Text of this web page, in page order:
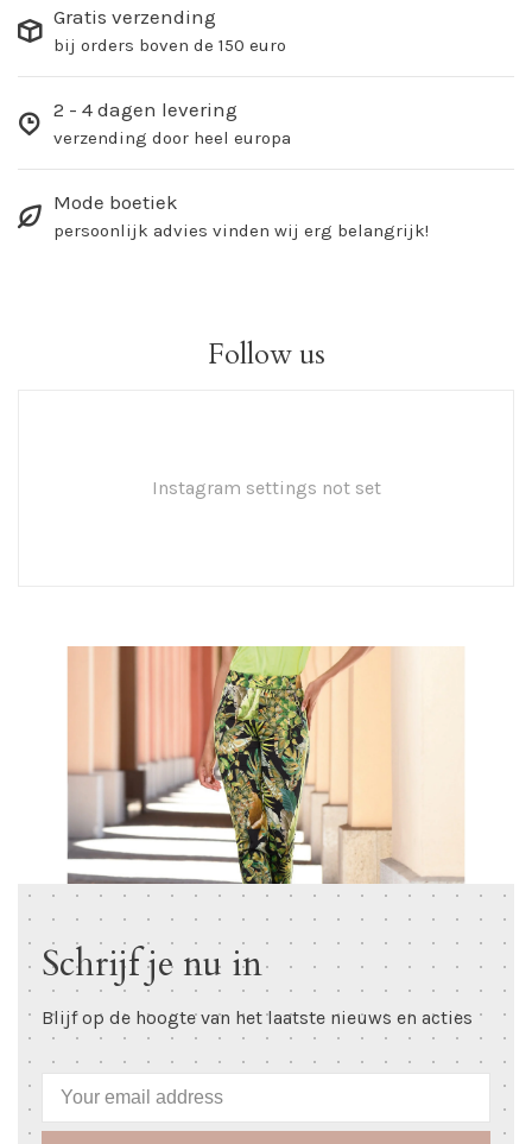
Gratis verzending
bij orders boven de 150 euro
2 - 4 dagen levering
verzending door heel europa
Mode boetiek
persoonlijk advies vinden wij erg belangrijk!
Follow us
Instagram settings not set
Schrijf je nu in
Blijf op de hoogte van het laatste nieuws en acties